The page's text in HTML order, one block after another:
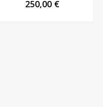
250,00 €